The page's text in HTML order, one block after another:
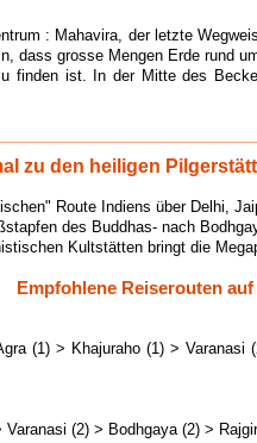
: Mahavira, der letzte
dass grosse Mengen Erde rund
finden ist. In der Mitte des
zu den heiligen
Route Indiens über Delhi,
des Buddhas- nach
Kultstätten bringt die
Empfohlene Reiserouten
(1) > Khajuraho (1) >
Varanasi (2) > Bodhgaya (2) >